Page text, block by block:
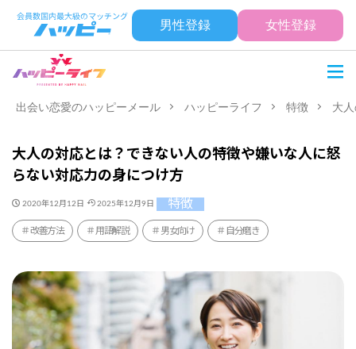
男性登録 女性登録
出会い恋愛のハッピーメール ハッピーライフ 特徴 大
大人の対応とは？できない人の特徴や嫌いな人に怒
らない対応力の身につけ方
2020年12月12日 2025年12月9日 特徴
改善方法 用語解説 男女向け 自分磨き